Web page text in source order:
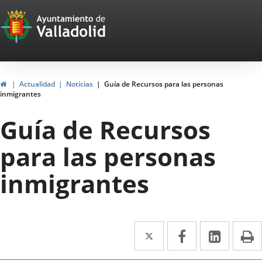
Portal
Web
del
Ayuntamiento
de
Valladolid
InicioActualidad Noticias
Guía de Recursos para las personas
inmigrantes
Guía de Recursos
para las personas
inmigrantes
Twitter
Enlace
a
Facebook
Enlace
a
Enlace
a